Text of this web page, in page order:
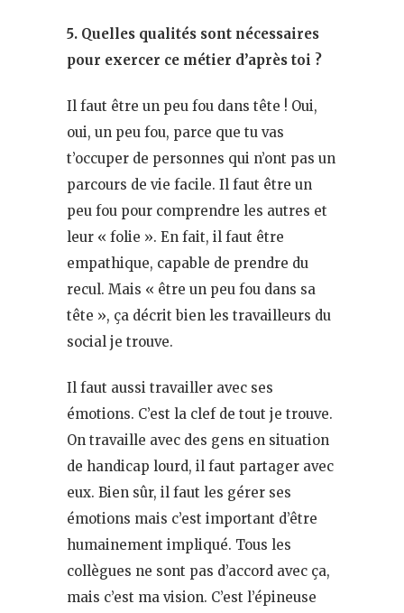
5. Quelles qualités sont nécessaires
pour exercer ce métier d’après toi ?
Il faut être un peu fou dans tête ! Oui,
oui, un peu fou, parce que tu vas
t’occuper de personnes qui n’ont pas un
parcours de vie facile. Il faut être un
peu fou pour comprendre les autres et
leur « folie ». En fait, il faut être
empathique, capable de prendre du
recul. Mais « être un peu fou dans sa
tête », ça décrit bien les travailleurs du
social je trouve.
Il faut aussi travailler avec ses
émotions. C’est la clef de tout je trouve.
On travaille avec des gens en situation
de handicap lourd, il faut partager avec
eux. Bien sûr, il faut les gérer ses
émotions mais c’est important d’être
humainement impliqué. Tous les
collègues ne sont pas d’accord avec ça,
mais c’est ma vision. C’est l’épineuse